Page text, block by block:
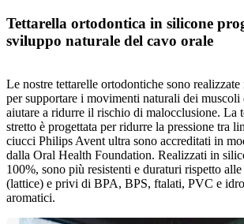
Tettarella ortodontica in silicone
sviluppo naturale del cavo orale
Le nostre tettarelle ortodontiche sono
per supportare i movimenti naturali dei muscoli
aiutare a ridurre il rischio di malocclusione. La
stretto è progettata per ridurre la pressione tra
ciucci Philips Avent ultra sono accreditati in
dalla Oral Health Foundation. Realizzati in
100%, sono più resistenti e duraturi rispetto
(lattice) e privi di BPA, BPS, ftalati, PVC e
aromatici.